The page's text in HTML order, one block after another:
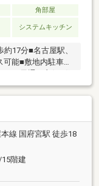
角部屋
システムキッチン
17分■名古屋駅、
能■敷地内駐車場
り、風通し良好■住
面につながる家事
４LDK■全居室収納
相談可能■小中学
覧可能【Life
約12分□稲沢西中学
・徒歩約8分□稲
ート稲沢前田
田店・・徒歩約7
線 国府宮駅 徒歩18
階建